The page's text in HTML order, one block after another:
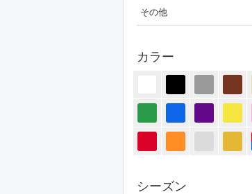
その他
カラー
シーズン